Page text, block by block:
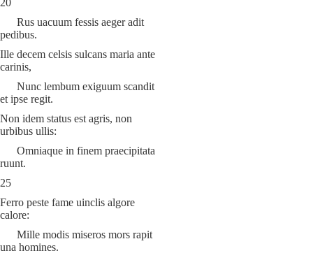
20
Rus uacuum fessis aeger adit
pedibus.
Ille decem celsis sulcans maria ante
carinis,
Nunc lembum exiguum scandit
et ipse regit.
Non idem status est agris, non
urbibus ullis:
Omniaque in finem praecipitata
ruunt.
25
Ferro peste fame uinclis algore
calore:
Mille modis miseros mors rapit
una homines.